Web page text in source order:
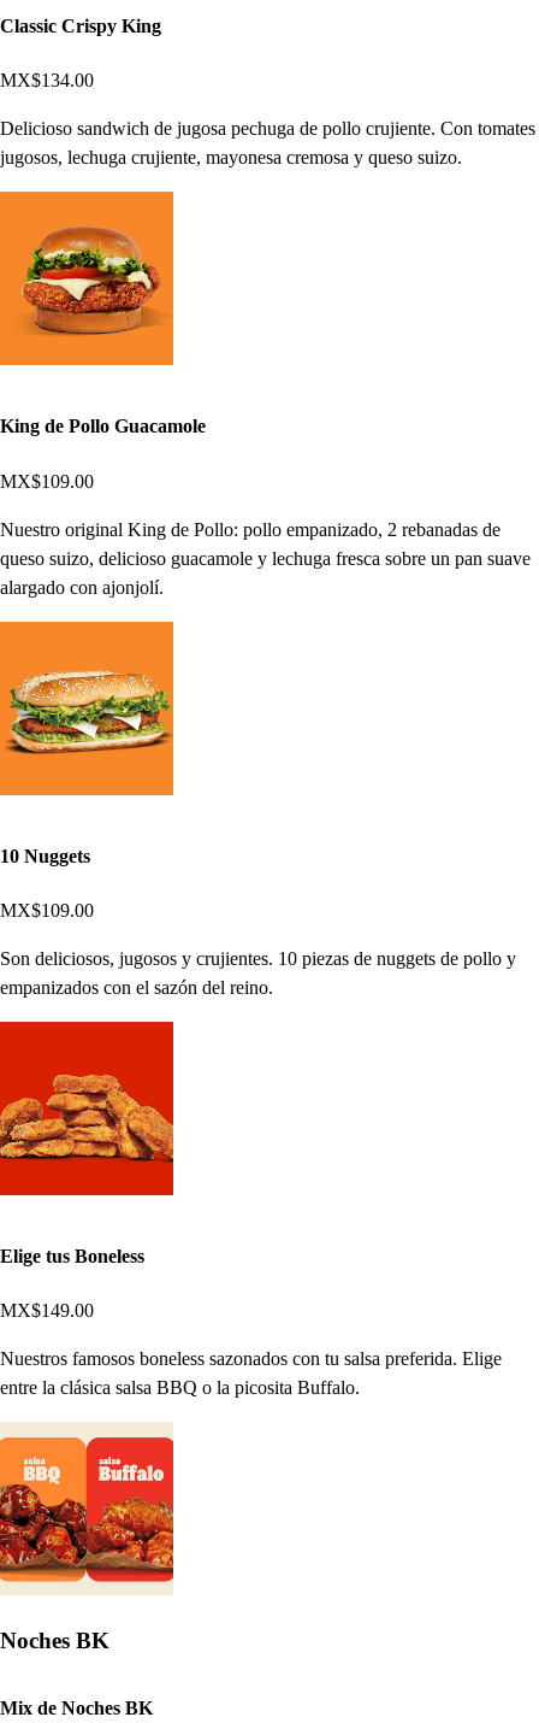
Classic Crispy King
MX$134.00
Delicioso sandwich de jugosa pechuga de pollo crujiente. Con tomates
jugosos, lechuga crujiente, mayonesa cremosa y queso suizo.
King de Pollo Guacamole
MX$109.00
Nuestro original King de Pollo: pollo empanizado, 2 rebanadas de
queso suizo, delicioso guacamole y lechuga fresca sobre un pan suave
alargado con ajonjolí.
10 Nuggets
MX$109.00
Son deliciosos, jugosos y crujientes. 10 piezas de nuggets de pollo y
empanizados con el sazón del reino.
Elige tus Boneless
MX$149.00
Nuestros famosos boneless sazonados con tu salsa preferida. Elige
entre la clásica salsa BBQ o la picosita Buffalo.
Noches BK
Mix de Noches BK